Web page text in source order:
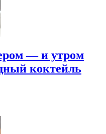
— и утром
коктейль